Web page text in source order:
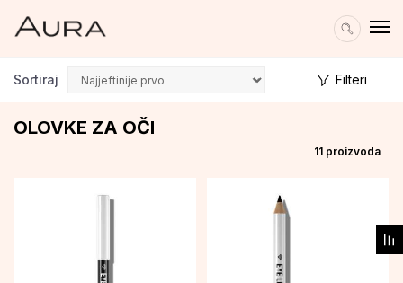
OLOVKE ZA OČI
Sortiraj Filteri
11 proizvoda